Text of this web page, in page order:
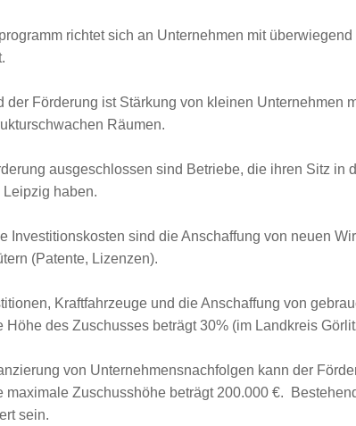
richtet sich an Unternehmen mit
der Förderung ist Stärkung von kleinen Unternehmen
Räumen.
ausgeschlossen sind Betriebe, die ihren Sitz in
Leipzig haben.
Investitionskosten sind die Anschaffung von neuen
(Patente, Lizenzen).
Kraftfahrzeuge und die Anschaffung von
Höhe des Zuschusses beträgt 30% (im Landkreis
von Unternehmensnachfolgen kann der
maximale Zuschusshöhe beträgt 200.000 €.
sein.